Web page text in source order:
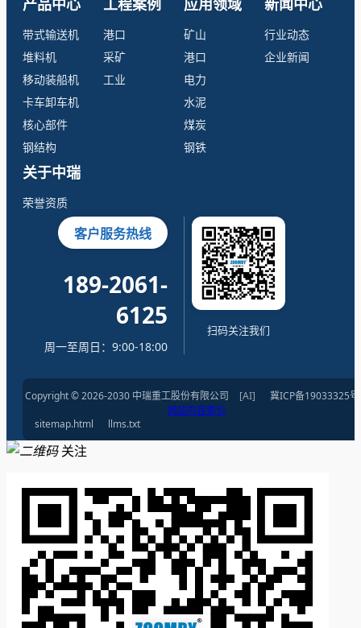
带式输送机
堆料机
移动装船机
卡车卸车机
核心部件
钢结构
港口
采矿
工业
矿山
港口
电力
水泥
煤炭
钢铁
行业动态
企业新闻
关于中瑞
荣誉资质
客户服务热线
189-2061-
6125
周一至周日：9:00-18:00
扫码关注我们
Copyright © 2026-2030 中瑞重工股份有限公司 [AI]
冀ICP备19033325
网站内容索引
sitemap.html
llms.txt
关注